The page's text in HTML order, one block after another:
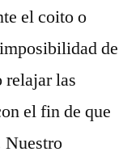
el coito o
de
las
el fin de que
Nuestro